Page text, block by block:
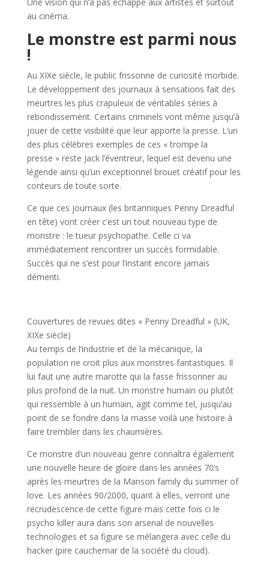
au cinéma.
Le monstre est parmi nous
!
Au XIXe siècle, le public frissonne de curiosité morbide.
Le développement des journaux à sensations fait des
meurtres les plus crapuleux de véritables séries à
rebondissement. Certains criminels vont même jusqu’à
jouer de cette visibilité que leur apporte la presse. L’un
des plus célèbres exemples de ces « trompe la
presse » reste Jack l’éventreur, lequel est devenu une
légende ainsi qu’un exceptionnel brouet créatif pour les
conteurs de toute sorte.
Ce que ces journaux (les britanniques Penny Dreadful
en tête) vont créer c’est un tout nouveau type de
monstre : le tueur psychopathe. Celle ci va
immédiatement rencontrer un succès formidable.
Succès qui ne s’est pour l’instant encore jamais
démenti.
Couvertures de revues dites « Penny Dreadful » (UK,
XIXe siècle)
Au temps de l’industrie et de la mécanique, la
population ne croit plus aux monstres fantastiques. Il
lui faut une autre marotte qui la fasse frissonner au
plus profond de la nuit. Un monstre humain ou plutôt
qui ressemble à un humain, agit comme tel, jusqu’au
point de se fondre dans la masse voilà une histoire à
faire trembler dans les chaumières.
Ce monstre d’un nouveau genre connaîtra également
une nouvelle heure de gloire dans les années 70’s
après les meurtres de la Manson family du summer of
love. Les années 90/2000, quant à elles, verront une
recrudescence de cette figure mais cette fois ci le
psycho killer aura dans son arsenal de nouvelles
technologies et sa figure se mélangera avec celle du
hacker (pire cauchemar de la société du cloud).